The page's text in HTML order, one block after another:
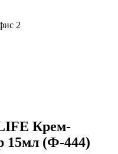
2
Крем-
15мл (Ф-444)